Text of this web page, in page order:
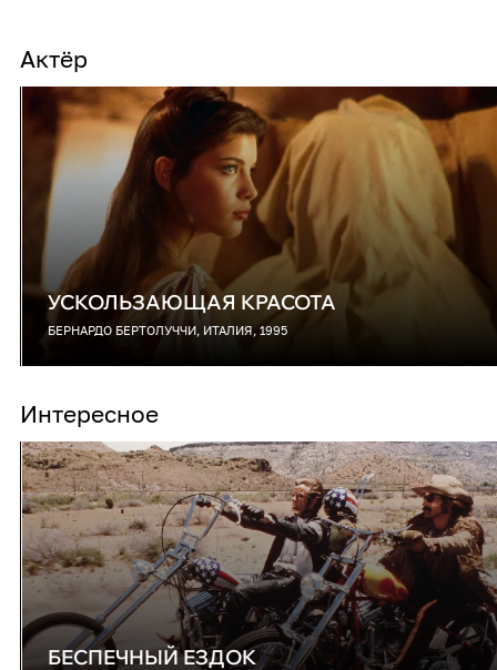
Актёр
УСКОЛЬЗАЮЩАЯ КРАСОТА
БЕРНАРДО БЕРТОЛУЧЧИ, ИТАЛИЯ, 1995
Интересное
БЕСПЕЧНЫЙ ЕЗДОК